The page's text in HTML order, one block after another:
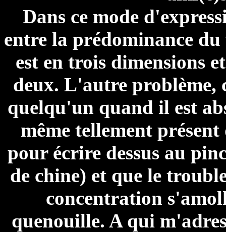
Dans ce mode
entre la prédominance
est en trois dimensions
deux. L'autre problème,
quelqu'un quand il est
même tellement
pour écrire dessus au
de chine) et que le
concentration
quenouille. A qui